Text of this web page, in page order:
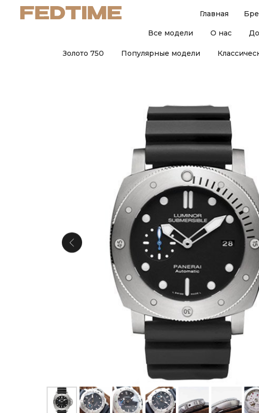
Все модели О нас
Главная
Золото 750 Популярные модели